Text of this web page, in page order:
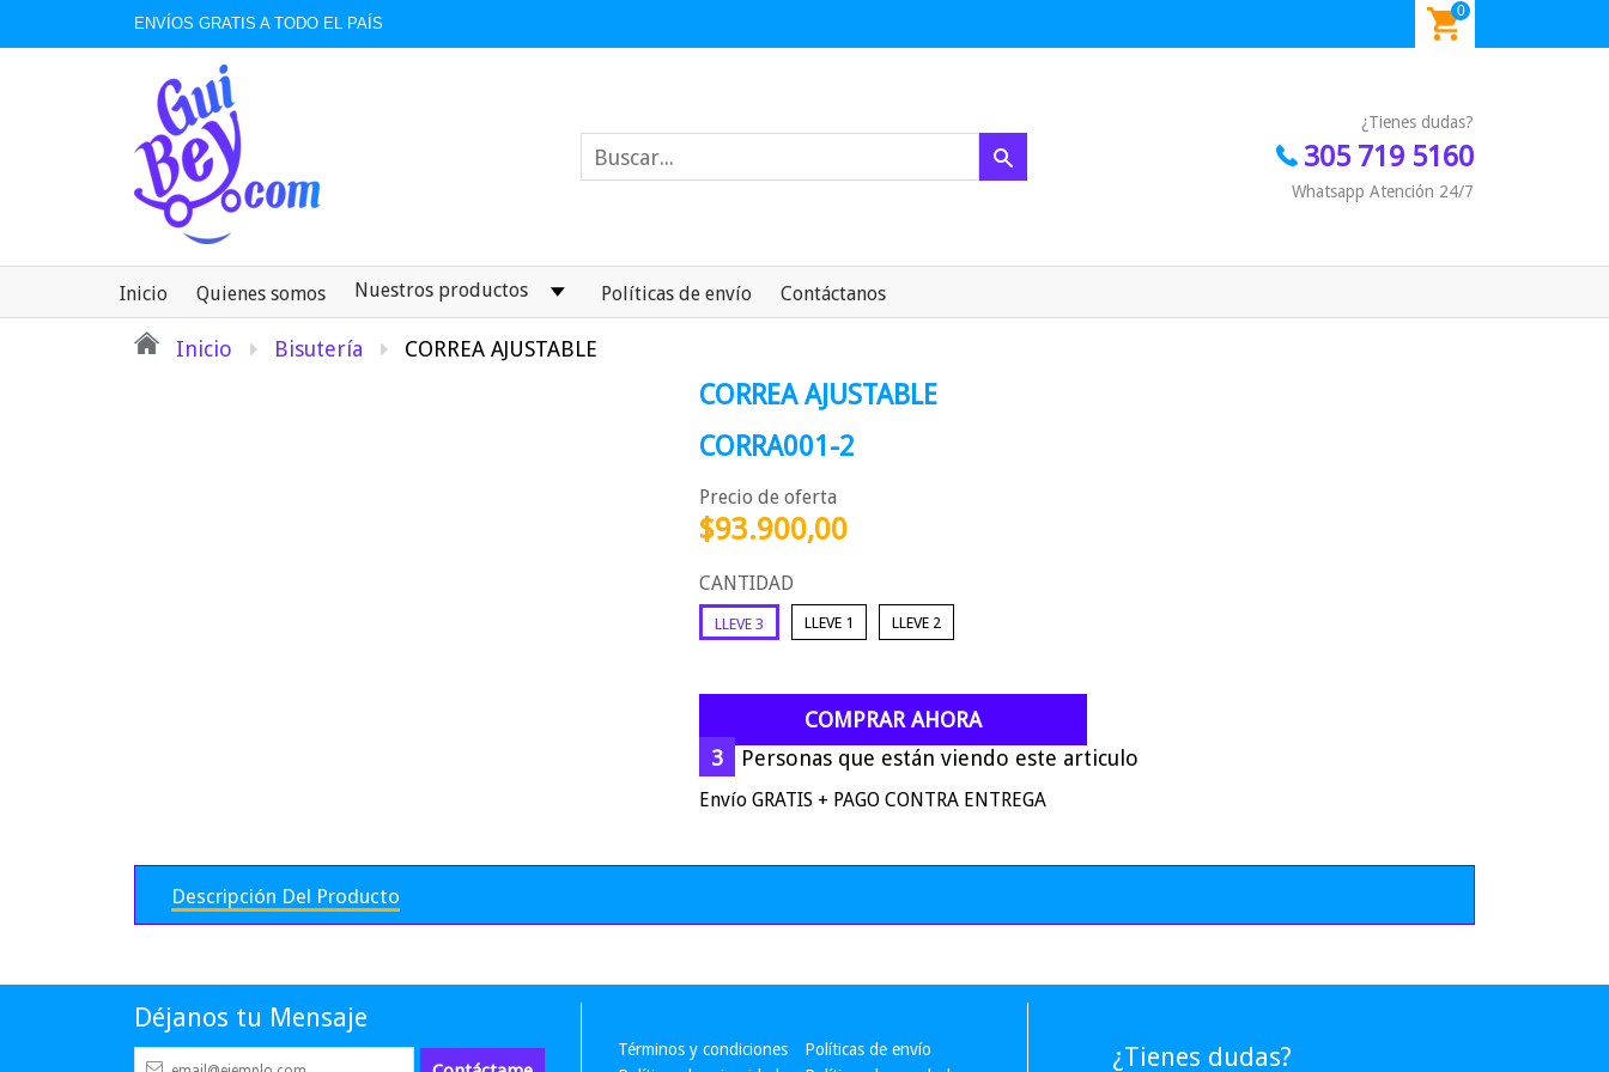
ENVÍOS GRATIS A TODO EL PAÍS
0
¿Tienes dudas?
305 719 5160
Whatsapp Atención 24/7
Inicio Quienes somos Nuestros productos Políticas de envío Contáctanos
Inicio Bisutería CORREA AJUSTABLE
CORREA AJUSTABLE
CORRA001-2
Precio de oferta
$93.900,00
CANTIDAD
LLEVE 3 LLEVE 1 LLEVE 2
COMPRAR AHORA
3
Personas que están viendo este articulo
Envío GRATIS + PAGO CONTRA ENTREGA
Descripción Del Producto
Déjanos tu Mensaje
Términos y condiciones
Políticas de envío
¿Tienes dudas?